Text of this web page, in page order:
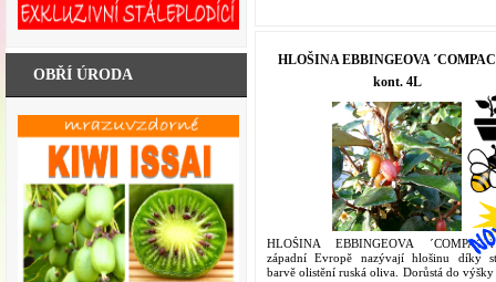
OBŘÍ ÚRODA
HLOŠINA EBBINGEOVA
kont. 4L
HLOŠINA EBBINGEOVA
západní Evropě nazývají hlošinu díky
barvě olistění ruská oliva. Dorůstá do